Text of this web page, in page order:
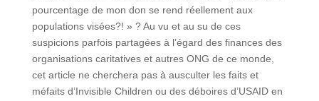
pourcentage de mon don se rend réellement aux
populations visées?! » ? Au vu et au su de ces
suspicions parfois partagées à l’égard des finances des
organisations caritatives et autres ONG de ce monde,
cet article ne cherchera pas à ausculter les faits et
méfaits d’Invisible Children ou des déboires d’USAID en